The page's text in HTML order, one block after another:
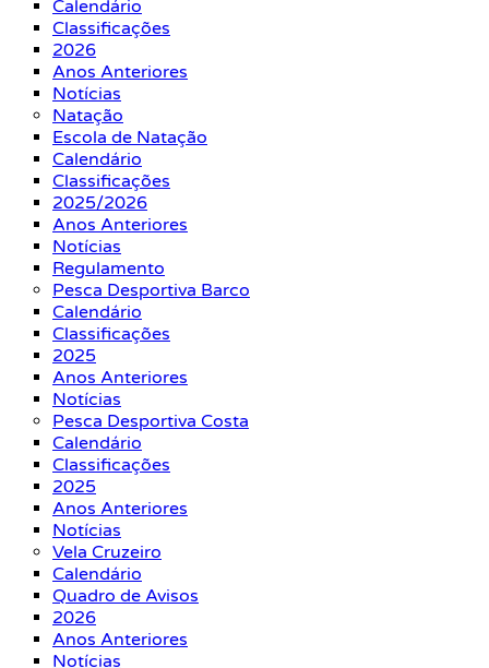
Calendário
Classificações
2026
Anos Anteriores
Notícias
Natação
Escola de Natação
Calendário
Classificações
2025/2026
Anos Anteriores
Notícias
Regulamento
Pesca Desportiva Barco
Calendário
Classificações
2025
Anos Anteriores
Notícias
Pesca Desportiva Costa
Calendário
Classificações
2025
Anos Anteriores
Notícias
Vela Cruzeiro
Calendário
Quadro de Avisos
2026
Anos Anteriores
Notícias